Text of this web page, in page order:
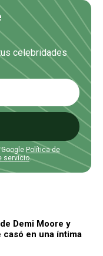
celebridades
Política de
servicio.
Demi Moore y
casó en una íntima